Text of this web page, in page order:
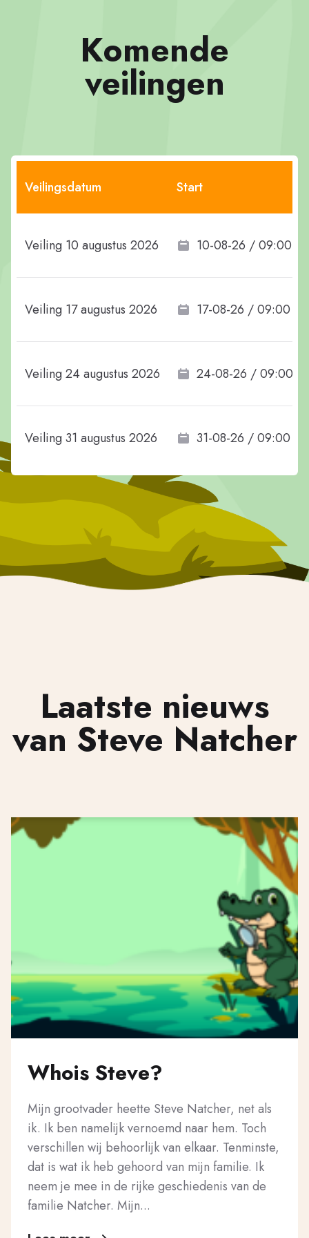
Komende
veilingen
Veilingsdatum Start
Veiling 10 augustus 2026 10-08-26 / 09:00
Veiling 17 augustus 2026 17-08-26 / 09:00
Veiling 24 augustus 2026 24-08-26 / 09:00
Veiling 31 augustus 2026 31-08-26 / 09:00
Laatste nieuws
van Steve Natcher
Whois Steve?
Mijn grootvader heette Steve Natcher, net als
ik. Ik ben namelijk vernoemd naar hem. Toch
verschillen wij behoorlijk van elkaar. Tenminste,
dat is wat ik heb gehoord van mijn familie. Ik
neem je mee in de rijke geschiedenis van de
familie Natcher. Mijn...